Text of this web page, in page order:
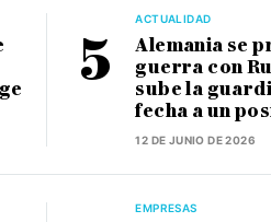
ACTUALIDAD
Alemania se
guerra con
sube la
fecha a un
12 DE JUNIO DE 2026
EMPRESAS